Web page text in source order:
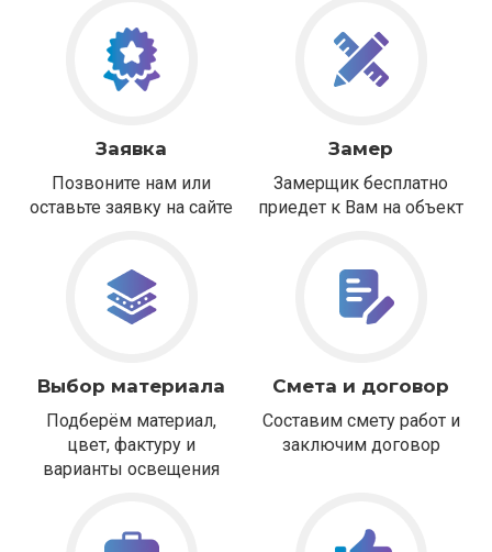
Заявка
Позвоните нам или
оставьте заявку на сайте
Замер
Замерщик бесплатно
приедет к Вам на объект
Выбор материала
Подберём материал,
цвет, фактуру и
варианты освещения
Смета и договор
Составим смету работ и
заключим договор